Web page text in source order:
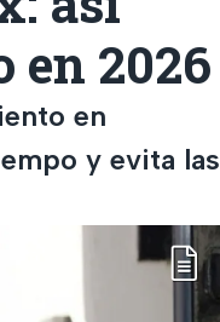
2026
en
y evita las